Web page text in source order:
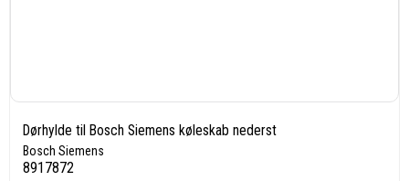
Dørhylde til Bosch Siemens køleskab nederst
Bosch Siemens
8917872